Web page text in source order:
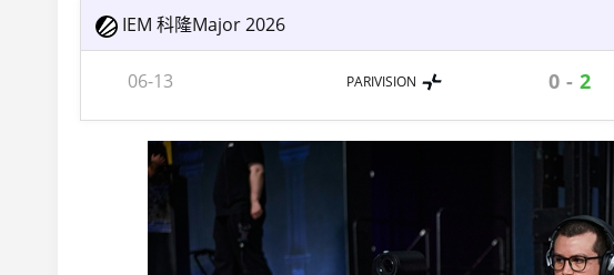
IEM 科隆Major 2026
06-13 PARIVISION 0 - 2